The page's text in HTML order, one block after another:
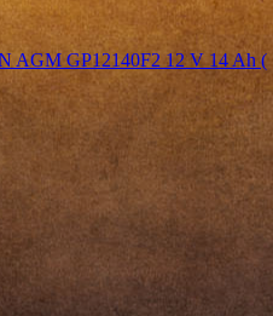
AGM GP12140F2 12 V 14 Ah (